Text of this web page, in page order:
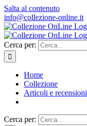
Salta al contenuto
info@collezione-online.it
Cerca per:
Home
Collezione
Articoli e recensioni
Cerca per: